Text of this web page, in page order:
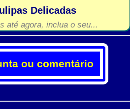
Delicadas
até agora, inclua o seu...
ou comentário